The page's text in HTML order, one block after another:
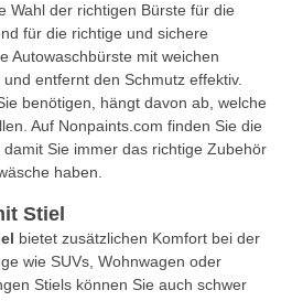
Wahl der richtigen Bürste für die
für die richtige und sichere
Autowaschbürste mit weichen
entfernt den Schmutz effektiv.
benötigen, hängt davon ab, welche
Auf Nonpaints.com finden Sie die
Sie immer das richtige Zubehör
haben.
Stiel
bietet zusätzlichen Komfort bei der
wie SUVs, Wohnwagen oder
Stiels können Sie auch schwer